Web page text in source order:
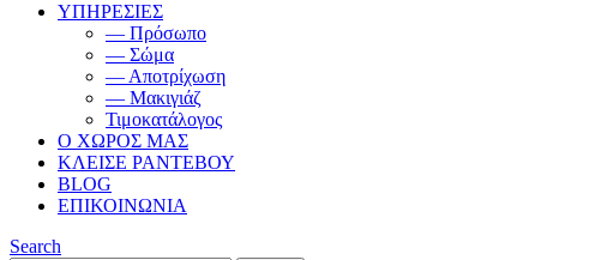
ΥΠΗΡΕΣΙΕΣ
— Πρόσωπο
— Σώμα
— Αποτρίχωση
— Μακιγιάζ
Τιμοκατάλογος
Ο ΧΩΡΟΣ ΜΑΣ
ΚΛΕΙΣΕ ΡΑΝΤΕΒΟΥ
BLOG
ΕΠΙΚΟΙΝΩΝΙΑ
Search